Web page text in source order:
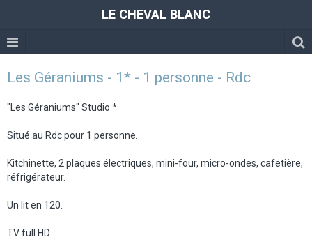
LE CHEVAL BLANC
Les Géraniums - 1* - 1 personne - Rdc
"Les Géraniums" Studio *
Situé au Rdc pour 1 personne.
Kitchinette, 2 plaques électriques, mini-four, micro-ondes, cafetière,
réfrigérateur.
Un lit en 120.
TV full HD